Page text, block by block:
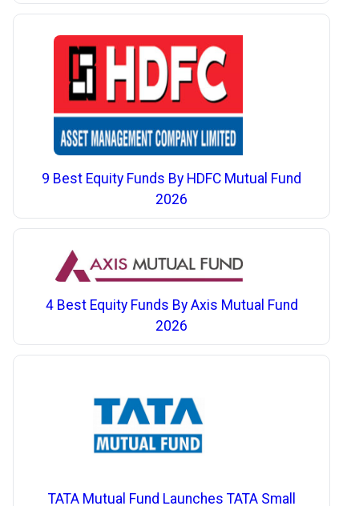
9 Best Equity Funds By HDFC Mutual Fund
2026
4 Best Equity Funds By Axis Mutual Fund
2026
TATA Mutual Fund Launches TATA Small